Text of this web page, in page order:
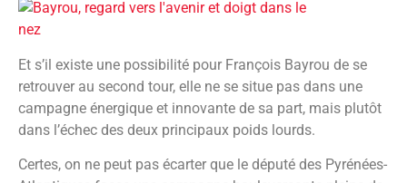
Et s’il existe une possibilité pour François Bayrou de se
retrouver au second tour, elle ne se situe pas dans une
campagne énergique et innovante de sa part, mais plutôt
dans l’échec des deux principaux poids lourds.
Certes, on ne peut pas écarter que le député des Pyrénées-